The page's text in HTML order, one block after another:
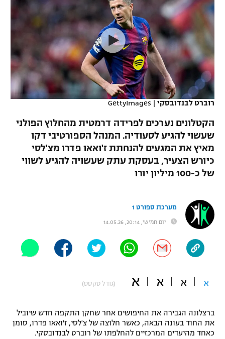
VOD
רץ ברשת
תוצאות
לוח שידורים
ברחבה
"מעל הליגה" – פודקאסט
"מחצית בשכונה" – פודקאסט
תקנון עבור פעילות אלקטרה
טניס
נבחרת ישראל
מכבי חיפה
בית"ר ירושלים
מכבי תל אביב
הפועל תל אביב
הפועל חיפה
הפועל באר שבע
בני יהודה
ליגה ספרדית
ליגה איטלקית
ליגה צרפתית
ליגה הולנדית
ליגה טורקית
ליגה ברזילאית
כדורסל נשים
מכבי תל אביב
הפועל חולון
הפועל ירושלים
דני אבדיה
יורוליג
יורוקאפ
טניס
כדוריד
כדורעף
שחייה
ג'ודו
אגרוף
ספורט אולימפי
היאבקות WWE
אופניים
פוטבול אמריקאי NFL
רוברט לבנדובסקי |
GettyImages
הקטלונים נערכים לפרידה דרמטית מהחלוץ הפולני
שעשוי להגיע לסעודיה. המנהל הספורטיבי דקו
מאיץ את המגעים להנחתת ז'ואאו פדרו מצ'לסי
כיורש הצעיר, בעסקת עתק שעשויה להגיע לשווי
של כ-100 מיליון יורו
מערכת ספורט 1
יום חמישי, 20:14, 14.05.26
א א א א (גודל טקסט)
ברצלונה הגבירה את החיפושים אחר שחקן התקפה חדש שיוביל
את החוד בעונה הבאה, כאשר חלוצה של צ'לסי, ז'ואאו פדרו, סומן
כאחד מהיעדים המרכזיים להחלפתו של רוברט לבנדובסקי.